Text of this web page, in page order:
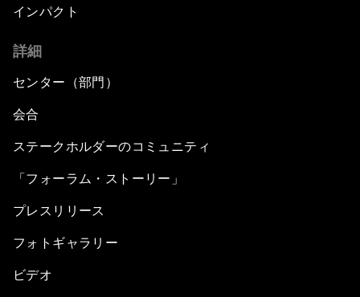
インパクト
詳細
センター（部門）
会合
ステークホルダーのコミュニティ
「フォーラム・ストーリー」
プレスリリース
フォトギャラリー
ビデオ